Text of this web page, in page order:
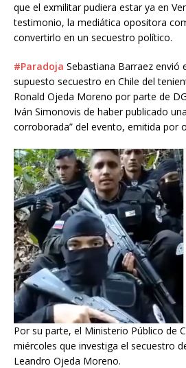
que el exmilitar pudiera estar ya en
testimonio, la mediática opositora
convertirlo en un secuestro político.
#Paradoja Sebastiana Barraez envió
supuesto secuestro en Chile del
Ronald Ojeda Moreno por parte de
Iván Simonovis de haber publicado
corroborada” del evento, emitida por
Por su parte, el Ministerio Público de
miércoles que investiga el secuestro
Leandro Ojeda Moreno.